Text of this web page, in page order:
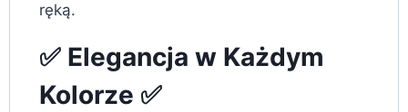
ręką.
✅ Elegancja w Każdym
Kolorze ✅